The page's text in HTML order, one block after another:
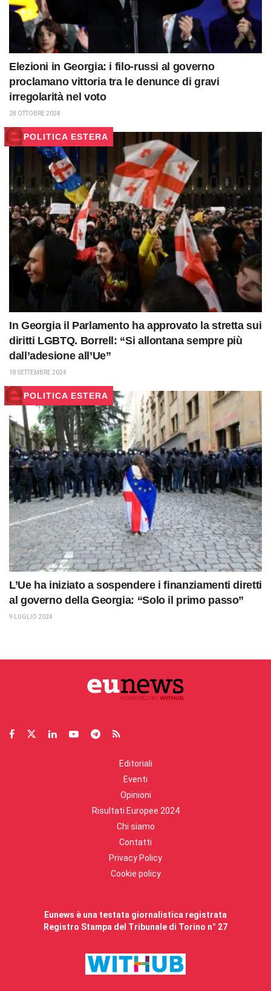
Elezioni in Georgia: i filo-russi al governo
proclamano vittoria tra le denunce di gravi
irregolarità nel voto
28 OTTOBRE 2024
POLITICA ESTERA
In Georgia il Parlamento ha approvato la stretta sui
diritti LGBTQ. Borrell: “Si allontana sempre più
dall’adesione all’Ue”
18 SETTEMBRE 2024
POLITICA ESTERA
L’Ue ha iniziato a sospendere i finanziamenti diretti
al governo della Georgia: “Solo il primo passo”
9 LUGLIO 2024
Editoriali
Eventi
Opinioni
Risultati Europee 2024
Chi siamo
Contatti
Privacy Policy
Cookie policy
Eunews è una testata giornalistica registrata
Registro Stampa del Tribunale di Torino n° 27